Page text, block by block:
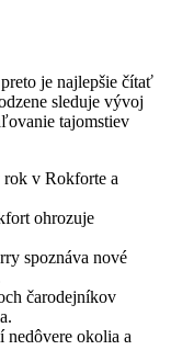
je najlepšie čítať
sleduje vývoj
tajomstiev
v Rokforte a
ohrozuje
spoznáva nové
čarodejníkov
nedôvere okolia a